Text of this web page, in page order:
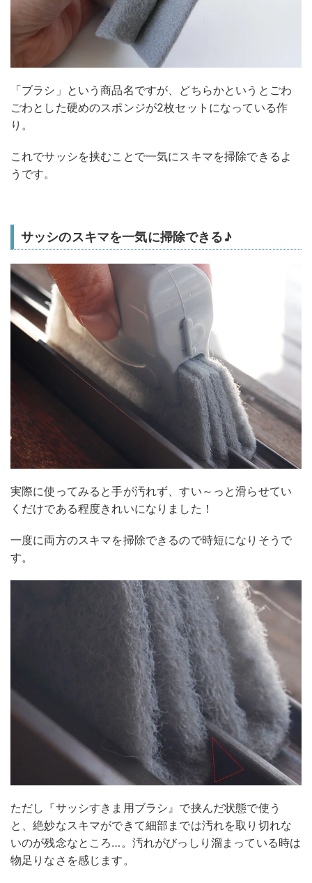
「ブラシ」という商品名ですが、どちらかというとごわ
ごわとした硬めのスポンジが2枚セットになっている作
り。
これでサッシを挟むことで一気にスキマを掃除できるよ
うです。
サッシのスキマを一気に掃除できる♪
実際に使ってみると手が汚れず、すい～っと滑らせてい
くだけである程度きれいになりました！
一度に両方のスキマを掃除できるので時短になりそうで
す。
ただし『サッシすきま用ブラシ』で挟んだ状態で使う
と、絶妙なスキマができて細部までは汚れを取り切れな
いのが残念なところ…。汚れがびっしり溜まっている時は
物足りなさを感じます。